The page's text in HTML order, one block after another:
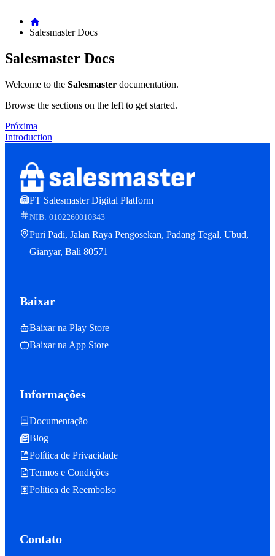
Salesmaster Docs
Salesmaster Docs
Welcome to the Salesmaster documentation.
Browse the sections on the left to get started.
Próxima
Introduction
PT Salesmaster Digital Platform
NIB: 0102260010343
Puri Padi, Jalan Raya Pengosekan, Padang Tegal, Ubud,
Gianyar, Bali 80571
Baixar
Baixar na Play Store
Baixar na App Store
Informações
Documentação
Blog
Política de Privacidade
Termos e Condições
Política de Reembolso
Contato